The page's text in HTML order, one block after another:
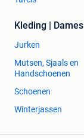
Kleding | Dames
Jurken
Mutsen, Sjaals en
Handschoenen
Schoenen
Winterjassen